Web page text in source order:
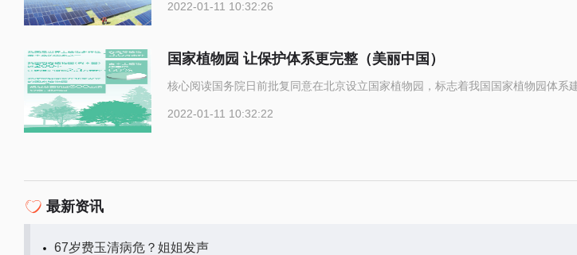
2022-01-11 10:32:26
国家植物园 让保护体系更完整（美丽中国）
核心阅读国务院日前批复同意在北京设立国家植物园，标志着我国国家植物园体系
2022-01-11 10:32:22
最新资讯
67岁费玉清病危？姐姐发声